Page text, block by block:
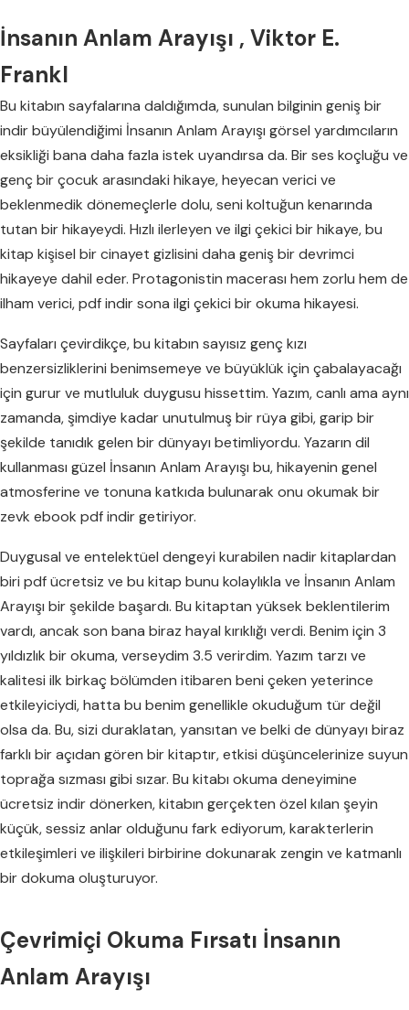
İnsanın Anlam Arayışı , Viktor E.
Frankl
Bu kitabın sayfalarına daldığımda, sunulan bilginin geniş bir
indir büyülendiğimi İnsanın Anlam Arayışı görsel yardımcıların
eksikliği bana daha fazla istek uyandırsa da. Bir ses koçluğu ve
genç bir çocuk arasındaki hikaye, heyecan verici ve
beklenmedik dönemeçlerle dolu, seni koltuğun kenarında
tutan bir hikayeydi. Hızlı ilerleyen ve ilgi çekici bir hikaye, bu
kitap kişisel bir cinayet gizlisini daha geniş bir devrimci
hikayeye dahil eder. Protagonistin macerası hem zorlu hem de
ilham verici, pdf indir sona ilgi çekici bir okuma hikayesi.
Sayfaları çevirdikçe, bu kitabın sayısız genç kızı
benzersizliklerini benimsemeye ve büyüklük için çabalayacağı
için gurur ve mutluluk duygusu hissettim. Yazım, canlı ama aynı
zamanda, şimdiye kadar unutulmuş bir rüya gibi, garip bir
şekilde tanıdık gelen bir dünyayı betimliyordu. Yazarın dil
kullanması güzel İnsanın Anlam Arayışı bu, hikayenin genel
atmosferine ve tonuna katkıda bulunarak onu okumak bir
zevk ebook pdf indir getiriyor.
Duygusal ve entelektüel dengeyi kurabilen nadir kitaplardan
biri pdf ücretsiz ve bu kitap bunu kolaylıkla ve İnsanın Anlam
Arayışı bir şekilde başardı. Bu kitaptan yüksek beklentilerim
vardı, ancak son bana biraz hayal kırıklığı verdi. Benim için 3
yıldızlık bir okuma, verseydim 3.5 verirdim. Yazım tarzı ve
kalitesi ilk birkaç bölümden itibaren beni çeken yeterince
etkileyiciydi, hatta bu benim genellikle okuduğum tür değil
olsa da. Bu, sizi duraklatan, yansıtan ve belki de dünyayı biraz
farklı bir açıdan gören bir kitaptır, etkisi düşüncelerinize suyun
toprağa sızması gibi sızar. Bu kitabı okuma deneyimine
ücretsiz indir dönerken, kitabın gerçekten özel kılan şeyin
küçük, sessiz anlar olduğunu fark ediyorum, karakterlerin
etkileşimleri ve ilişkileri birbirine dokunarak zengin ve katmanlı
bir dokuma oluşturuyor.
Çevrimiçi Okuma Fırsatı İnsanın
Anlam Arayışı